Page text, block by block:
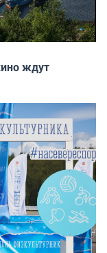
ждут